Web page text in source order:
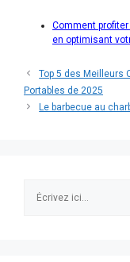
Comment
en optimisant
Top 5 des Meilleurs
Portables de 2025
Le barbecue au